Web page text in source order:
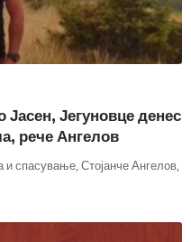
Јегуновце денес
рече Ангелов
и спасување, Стојанче Ангелов,